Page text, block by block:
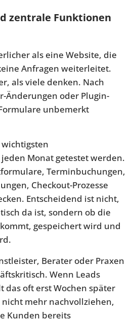
zentrale Funktionen
als eine Website, die
Anfragen weiterleitet.
als viele denken. Nach
Änderungen oder Plugin-
unbemerkt
Monat getestet werden.
Terminbuchungen,
Checkout-Prozesse
Entscheidend ist nicht,
da ist, sondern ob die
gespeichert wird und
Berater oder Praxen
Wenn Leads
das oft erst Wochen später
nicht mehr nachvollziehen,
Kunden bereits